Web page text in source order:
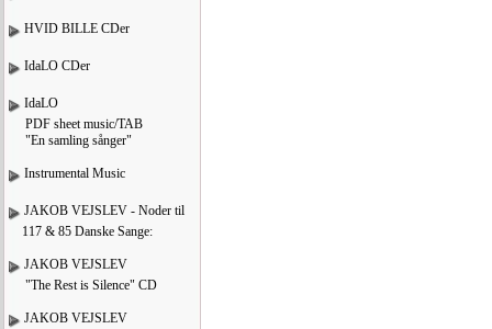
HVID BILLE CDer
IdaLO CDer
IdaLO
PDF sheet music/TAB
"En samling sånger"
Instrumental Music
JAKOB VEJSLEV - Noder til
117 & 85 Danske Sange:
JAKOB VEJSLEV
"The Rest is Silence" CD
JAKOB VEJSLEV